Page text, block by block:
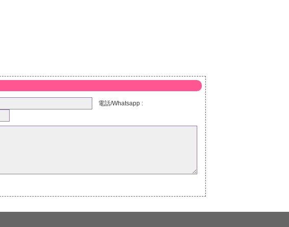
電話/Whatsapp :